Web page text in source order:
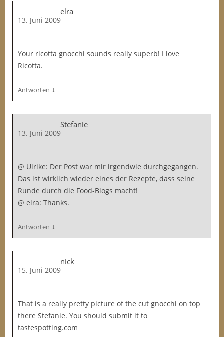
elra
13. Juni 2009
Your ricotta gnocchi sounds really superb! I love
Ricotta.
Antworten ↓
Stefanie
13. Juni 2009
@ Ulrike: Der Post war mir irgendwie durchgegangen.
Das ist wirklich wieder eines der Rezepte, dass seine
Runde durch die Food-Blogs macht!
@ elra: Thanks.
Antworten ↓
nick
15. Juni 2009
That is a really pretty picture of the cut gnocchi on top
there Stefanie. You should submit it to
tastespotting.com